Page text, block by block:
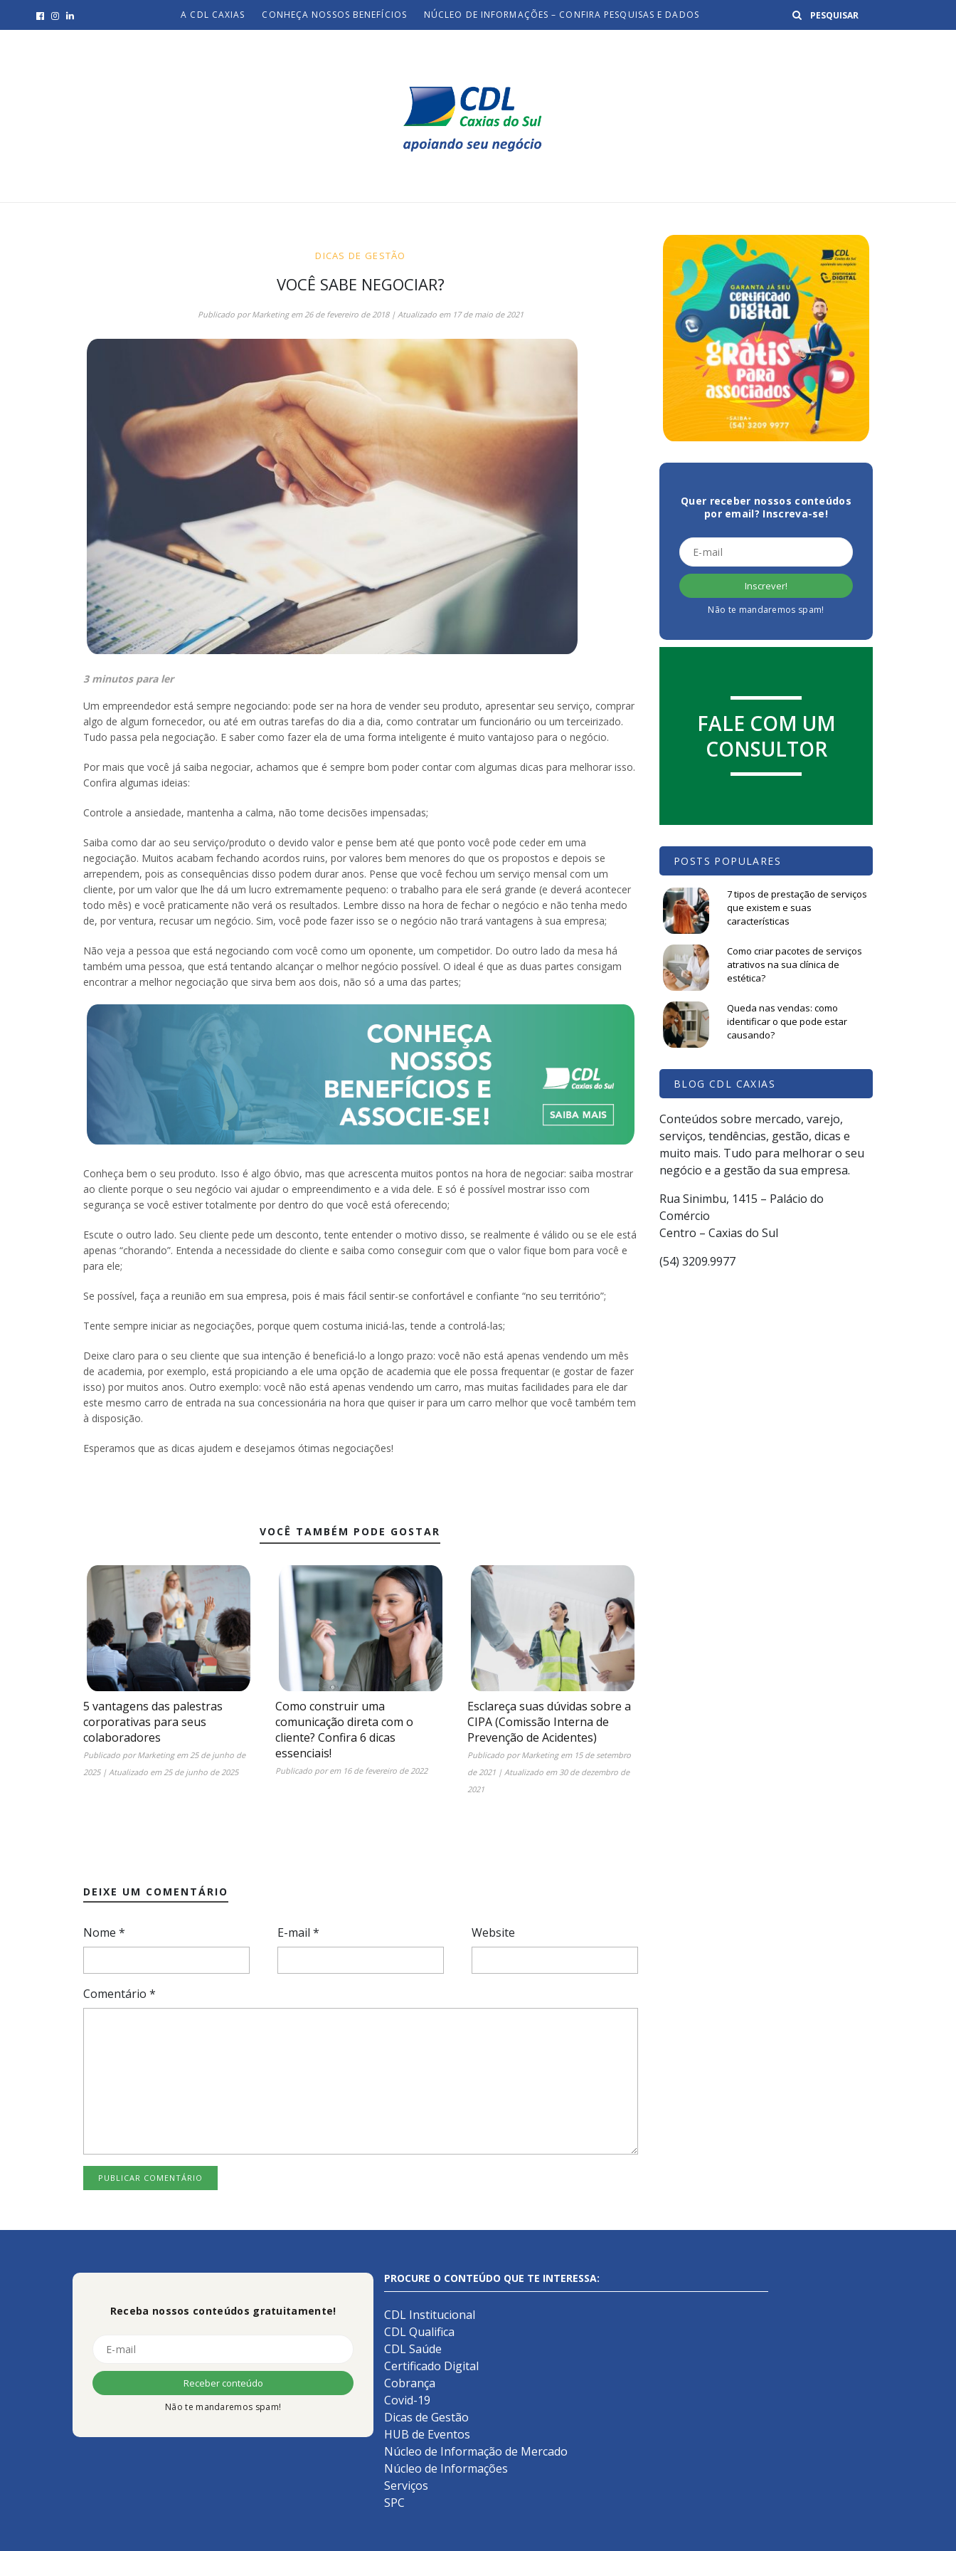
A CDL CAXIAS CONHEÇA NOSSOS BENEFÍCIOS NÚCLEO DE INFORMAÇÕES – CONFIRA PESQUISAS E DADOS Buscar
DICAS DE GESTÃO
VOCÊ SABE NEGOCIAR?
Publicado porMarketingem 26 de fevereiro de 2018| Atualizado em 17 de maio de 2021
3 minutos para ler
Um empreendedor está sempre negociando: pode ser na hora de vender seu produto, apresentar seu serviço, comprar
algo de algum fornecedor, ou até em outras tarefas do dia a dia, como contratar um funcionário ou um terceirizado.
Tudo passa pela negociação. E saber como fazer ela de uma forma inteligente é muito vantajoso para o negócio.
Por mais que você já saiba negociar, achamos que é sempre bom poder contar com algumas dicas para melhorar isso.
Confira algumas ideias:
Controle a ansiedade, mantenha a calma, não tome decisões impensadas;
Saiba como dar ao seu serviço/produto o devido valor e pense bem até que ponto você pode ceder em uma
negociação. Muitos acabam fechando acordos ruins, por valores bem menores do que os propostos e depois se
arrependem, pois as consequências disso podem durar anos. Pense que você fechou um serviço mensal com um
cliente, por um valor que lhe dá um lucro extremamente pequeno: o trabalho para ele será grande (e deverá acontecer
todo mês) e você praticamente não verá os resultados. Lembre disso na hora de fechar o negócio e não tenha medo
de, por ventura, recusar um negócio. Sim, você pode fazer isso se o negócio não trará vantagens à sua empresa;
Não veja a pessoa que está negociando com você como um oponente, um competidor. Do outro lado da mesa há
também uma pessoa, que está tentando alcançar o melhor negócio possível. O ideal é que as duas partes consigam
encontrar a melhor negociação que sirva bem aos dois, não só a uma das partes;
Conheça bem o seu produto. Isso é algo óbvio, mas que acrescenta muitos pontos na hora de negociar: saiba mostrar
ao cliente porque o seu negócio vai ajudar o empreendimento e a vida dele. E só é possível mostrar isso com
segurança se você estiver totalmente por dentro do que você está oferecendo;
Escute o outro lado. Seu cliente pede um desconto, tente entender o motivo disso, se realmente é válido ou se ele está
apenas “chorando”. Entenda a necessidade do cliente e saiba como conseguir com que o valor fique bom para você e
para ele;
Se possível, faça a reunião em sua empresa, pois é mais fácil sentir-se confortável e confiante “no seu território”;
Tente sempre iniciar as negociações, porque quem costuma iniciá-las, tende a controlá-las;
Deixe claro para o seu cliente que sua intenção é beneficiá-lo a longo prazo: você não está apenas vendendo um mês
de academia, por exemplo, está propiciando a ele uma opção de academia que ele possa frequentar (e gostar de fazer
isso) por muitos anos. Outro exemplo: você não está apenas vendendo um carro, mas muitas facilidades para ele dar
este mesmo carro de entrada na sua concessionária na hora que quiser ir para um carro melhor que você também tem
à disposição.
Esperamos que as dicas ajudem e desejamos ótimas negociações!
VOCÊ TAMBÉM PODE GOSTAR
5 vantagens das palestras
corporativas para seus
colaboradores
Publicado porMarketingem 25 de junho de
2025| Atualizado em 25 de junho de 2025
Como construir uma
comunicação direta com o
cliente? Confira 6 dicas
essenciais!
Publicado porem 16 de fevereiro de 2022
Esclareça suas dúvidas sobre a
CIPA (Comissão Interna de
Prevenção de Acidentes)
Publicado porMarketingem 15 de setembro
de 2021| Atualizado em 30 de dezembro de
2021
DEIXE UM COMENTÁRIO
Nome * E-mail * Website
Comentário *
Quer receber nossos conteúdos
por email? Inscreva-se!
Não te mandaremos spam!
FALE COM UM
CONSULTOR
POSTS POPULARES
7 tipos de prestação de serviços
que existem e suas
características
Como criar pacotes de serviços
atrativos na sua clínica de
estética?
Queda nas vendas: como
identificar o que pode estar
causando?
BLOG CDL CAXIAS
Conteúdos sobre mercado, varejo,
serviços, tendências, gestão, dicas e
muito mais. Tudo para melhorar o seu
negócio e a gestão da sua empresa.
Rua Sinimbu, 1415 – Palácio do
Comércio
Centro – Caxias do Sul
(54) 3209.9977
Receba nossos conteúdos gratuitamente!
Não te mandaremos spam!
PROCURE O CONTEÚDO QUE TE INTERESSA:
CDL Institucional
CDL Qualifica
CDL Saúde
Certificado Digital
Cobrança
Covid-19
Dicas de Gestão
HUB de Eventos
Núcleo de Informação de Mercado
Núcleo de Informações
Serviços
SPC